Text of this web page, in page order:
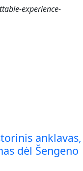
experience-
anklavas,
dėl Šengeno